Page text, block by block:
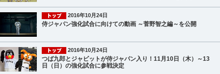
2016年10月24日
侍ジャパン強化試合に向けての動画 ～菅野智之編～を公開
2016年10月24日
つば九郎とジャビットが侍ジャパン入り！11月10日（木）～13
日（日）の強化試合に参戦決定